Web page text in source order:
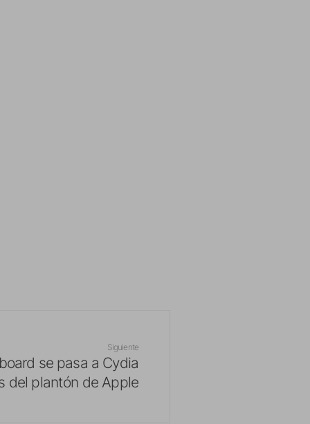
Siguiente
se pasa a Cydia
del plantón de Apple